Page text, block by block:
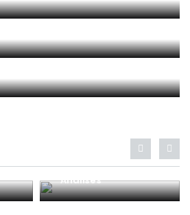
e Esclarecimentos às Leis de
e Esclarecimentos às Leis de
Análises